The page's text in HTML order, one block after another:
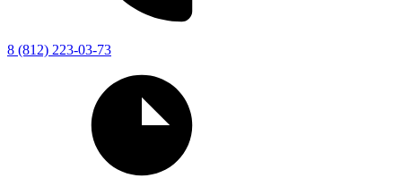
8 (812) 223-03-73